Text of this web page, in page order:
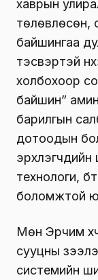
хаврын
төлөвлөсөн,
байшингаа
тэсвэртэй
холбохоор
байшин”
барилгын
дотоодын
эрхлэгчдийн
технологи,
боломжтой
Мөн Эрчим
сууцны
системийн